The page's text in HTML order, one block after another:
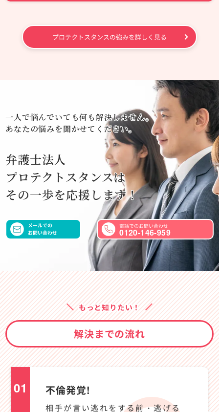
プロテクトスタンスの強みを詳しく見る
一人で悩んでいても何も解決しません。
あなたの悩みを聞かせてください。
弁護士法人
プロテクトスタンスは
その一歩を応援します！
メールでの
お問い合わせ
0120-146-959
解決までの流れ
もっと知りたい！
不倫発覚!
相手が言い逃れをする前・逃げる
01